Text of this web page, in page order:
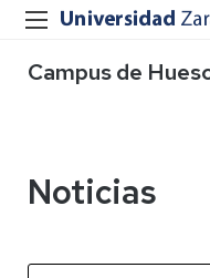
Campus de
Noticias